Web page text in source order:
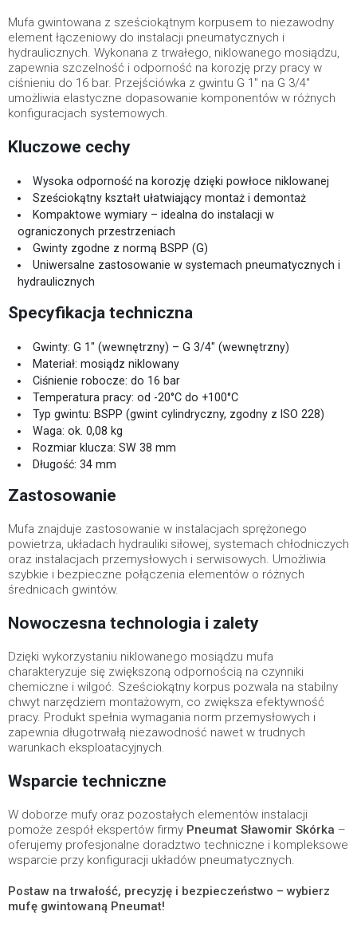
Mufa gwintowana z sześciokątnym korpusem to niezawodny
element łączeniowy do instalacji pneumatycznych i
hydraulicznych. Wykonana z trwałego, niklowanego mosiądzu,
zapewnia szczelność i odporność na korozję przy pracy w
ciśnieniu do 16 bar. Przejściówka z gwintu G 1" na G 3/4"
umożliwia elastyczne dopasowanie komponentów w różnych
konfiguracjach systemowych.
Kluczowe cechy
Wysoka odporność na korozję dzięki powłoce niklowanej
Sześciokątny kształt ułatwiający montaż i demontaż
Kompaktowe wymiary – idealna do instalacji w
ograniczonych przestrzeniach
Gwinty zgodne z normą BSPP (G)
Uniwersalne zastosowanie w systemach pneumatycznych i
hydraulicznych
Specyfikacja techniczna
Gwinty: G 1" (wewnętrzny) – G 3/4" (wewnętrzny)
Materiał: mosiądz niklowany
Ciśnienie robocze: do 16 bar
Temperatura pracy: od -20°C do +100°C
Typ gwintu: BSPP (gwint cylindryczny, zgodny z ISO 228)
Waga: ok. 0,08 kg
Rozmiar klucza: SW 38 mm
Długość: 34 mm
Zastosowanie
Mufa znajduje zastosowanie w instalacjach sprężonego
powietrza, układach hydrauliki siłowej, systemach chłodniczych
oraz instalacjach przemysłowych i serwisowych. Umożliwia
szybkie i bezpieczne połączenia elementów o różnych
średnicach gwintów.
Nowoczesna technologia i zalety
Dzięki wykorzystaniu niklowanego mosiądzu mufa
charakteryzuje się zwiększoną odpornością na czynniki
chemiczne i wilgoć. Sześciokątny korpus pozwala na stabilny
chwyt narzędziem montażowym, co zwiększa efektywność
pracy. Produkt spełnia wymagania norm przemysłowych i
zapewnia długotrwałą niezawodność nawet w trudnych
warunkach eksploatacyjnych.
Wsparcie techniczne
W doborze mufy oraz pozostałych elementów instalacji
pomoże zespół ekspertów firmy Pneumat Sławomir Skórka –
oferujemy profesjonalne doradztwo techniczne i kompleksowe
wsparcie przy konfiguracji układów pneumatycznych.
Postaw na trwałość, precyzję i bezpieczeństwo – wybierz
mufę gwintowaną Pneumat!